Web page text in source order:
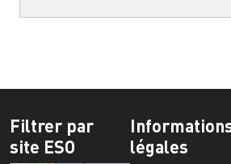
Filtrer par
site ESO
légales